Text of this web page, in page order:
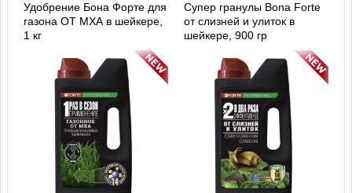
Удобрение Бона Форте для
газона ОТ МХА в шейкере,
1 кг
Супер гранулы Bona Forte
от слизней и улиток в
шейкере, 900 гр